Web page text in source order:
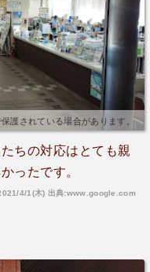
護されている場合があります。
ちの対応はとても親
ったです。
4/1(木) 出典:www.google.com